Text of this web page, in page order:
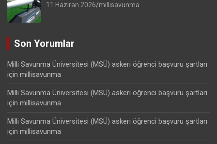
11 Haziran 2026 millisavunma
Son Yorumlar
Milli Savunma Üniversitesi (MSÜ) askeri öğrenci başvuru şartları
için millisavunma
Milli Savunma Üniversitesi (MSÜ) askeri öğrenci başvuru şartları
için millisavunma
Milli Savunma Üniversitesi (MSÜ) askeri öğrenci başvuru şartları
için millisavunma